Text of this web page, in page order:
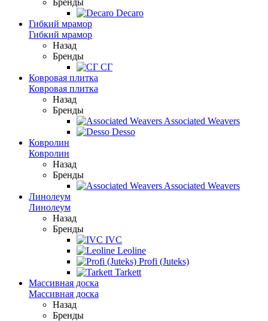
Бренды
Decaro
Гибкий мрамор
Гибкий мрамор
Назад
Бренды
СГ
Ковровая плитка
Ковровая плитка
Назад
Бренды
Associated Weavers
Desso
Ковролин
Ковролин
Назад
Бренды
Associated Weavers
Линолеум
Линолеум
Назад
Бренды
IVC
Leoline
Profi (Juteks)
Tarkett
Массивная доска
Массивная доска
Назад
Бренды